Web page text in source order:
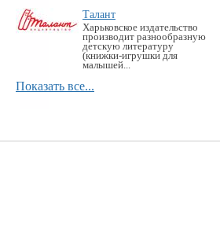
Талант
Харьковское издательство
производит разнообразную
детскую литературу
(книжки-игрушки для
малышей...
Показать все...